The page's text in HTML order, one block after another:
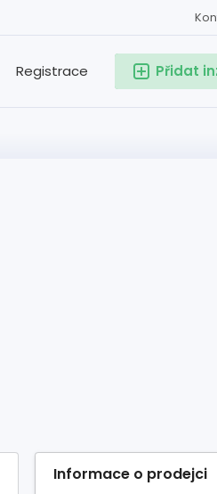
Přidat
Registrace
Informace o prodejci